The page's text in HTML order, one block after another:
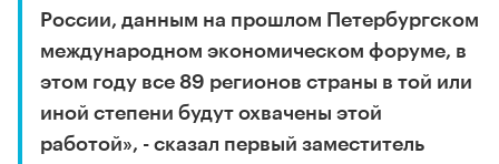
России, данным на прошлом Петербургском
международном экономическом форуме, в
этом году все 89 регионов страны в той или
иной степени будут охвачены этой
работой», - сказал первый заместитель